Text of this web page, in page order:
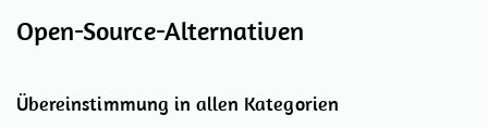
Open-Source-Alternativen
Übereinstimmung in allen Kategorien